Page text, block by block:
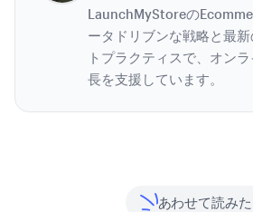
LaunchMyStoreの
ータドリブンな戦略と最
トプラクティスで、オン
長を支援しています。
あわせて読み